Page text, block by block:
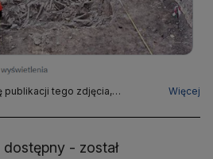
publikacji tego zdjęcia,
wpis został już
Więcej
- został